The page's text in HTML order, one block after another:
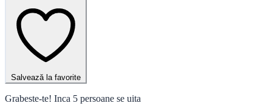
Salvează la favorite
Grabeste-te! Inca 5 persoane se uita